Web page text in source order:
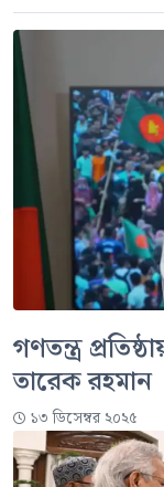
গণতন্ত্র
তারেক রহমান
১৩ ডিসেম্বর ২০২৫